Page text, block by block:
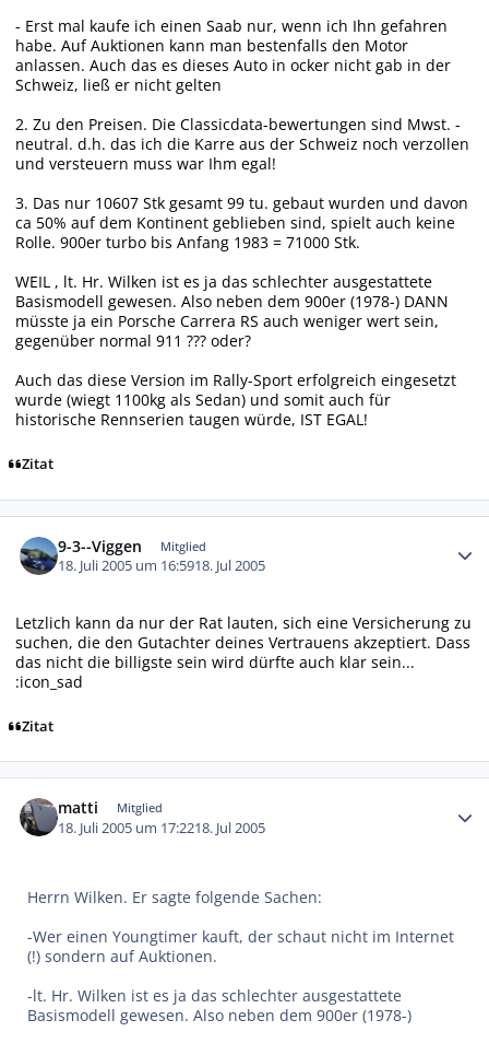
- Erst mal kaufe ich einen Saab nur, wenn ich Ihn gefahren
habe. Auf Auktionen kann man bestenfalls den Motor
anlassen. Auch das es dieses Auto in ocker nicht gab in der
Schweiz, ließ er nicht gelten
2. Zu den Preisen. Die Classicdata-bewertungen sind Mwst. -
neutral. d.h. das ich die Karre aus der Schweiz noch verzollen
und versteuern muss war Ihm egal!
3. Das nur 10607 Stk gesamt 99 tu. gebaut wurden und davon
ca 50% auf dem Kontinent geblieben sind, spielt auch keine
Rolle. 900er turbo bis Anfang 1983 = 71000 Stk.
WEIL , lt. Hr. Wilken ist es ja das schlechter ausgestattete
Basismodell gewesen. Also neben dem 900er (1978-) DANN
müsste ja ein Porsche Carrera RS auch weniger wert sein,
gegenüber normal 911 ??? oder?
Auch das diese Version im Rally-Sport erfolgreich eingesetzt
wurde (wiegt 1100kg als Sedan) und somit auch für
historische Rennserien taugen würde, IST EGAL!
Zitat
9-3--Viggen Mitglied
18. Juli 2005 um 16:5918. Jul 2005
Letzlich kann da nur der Rat lauten, sich eine Versicherung zu
suchen, die den Gutachter deines Vertrauens akzeptiert. Dass
das nicht die billigste sein wird dürfte auch klar sein...
:icon_sad
Zitat
matti Mitglied
18. Juli 2005 um 17:2218. Jul 2005
Herrn Wilken. Er sagte folgende Sachen:
-Wer einen Youngtimer kauft, der schaut nicht im Internet
(!) sondern auf Auktionen.
-lt. Hr. Wilken ist es ja das schlechter ausgestattete
Basismodell gewesen. Also neben dem 900er (1978-)